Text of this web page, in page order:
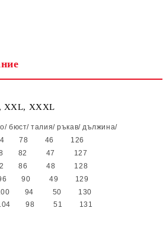
XXL, XXXL
бюст/ талия/ ръкав/ дължина/
46 126
47 127
48 128
49 129
94 50 130
98 51 131